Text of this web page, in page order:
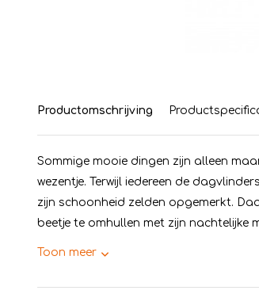
Productomschrijving
Sommige mooie dingen zijn alleen
wezentje. Terwijl iedereen de
zijn schoonheid zelden opgemerkt.
beetje te omhullen met zijn nachtelijke
Toon meer